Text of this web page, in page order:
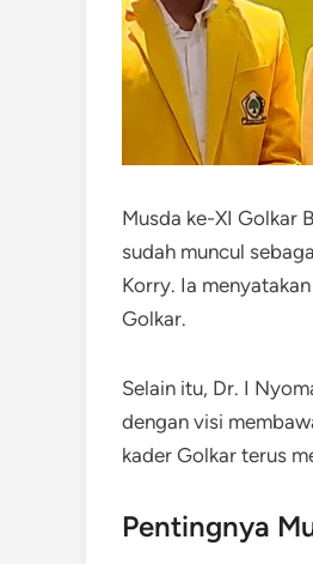
Musda ke-XI Golkar
sudah muncul
Korry. Ia
Golkar.
Selain itu, Dr. I
dengan visi
kader Golkar terus
Pentingnya